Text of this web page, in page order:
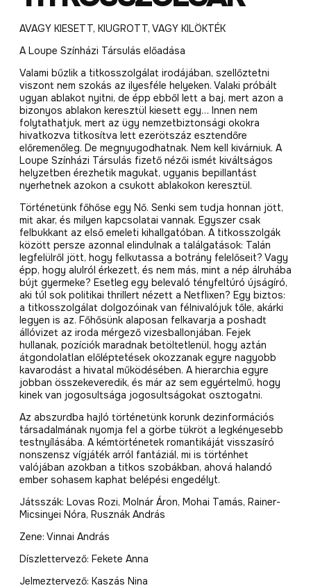
AVAGY KIESETT, KIUGROTT, VAGY KILÖKTÉK
A Loupe Színházi Társulás előadása
Valami bűzlik a titkosszolgálat irodájában, szellőztetni
viszont nem szokás az ilyesféle helyeken. Valaki próbált
ugyan ablakot nyitni, de épp ebből lett a baj, mert azon a
bizonyos ablakon keresztül kiesett egy… Innen nem
folytathatjuk, mert az ügy nemzetbiztonsági okokra
hivatkozva titkosítva lett ezerötszáz esztendőre
előremenőleg. De megnyugodhatnak. Nem kell kivárniuk. A
Loupe Színházi Társulás fizető nézői ismét kiváltságos
helyzetben érezhetik magukat, ugyanis bepillantást
nyerhetnek azokon a csukott ablakokon keresztül.
Történetünk főhőse egy Nő. Senki sem tudja honnan jött,
mit akar, és milyen kapcsolatai vannak. Egyszer csak
felbukkant az első emeleti kihallgatóban. A titkosszolgák
között persze azonnal elindulnak a találgatások: Talán
legfelülről jött, hogy felkutassa a botrány felelőseit? Vagy
épp, hogy alulról érkezett, és nem más, mint a nép álruhába
bújt gyermeke? Esetleg egy belevaló tényfeltúró újságíró,
aki túl sok politikai thrillert nézett a Netflixen? Egy biztos:
a titkosszolgálat dolgozóinak van félnivalójuk tőle, akárki
legyen is az. Főhősünk alaposan felkavarja a poshadt
állóvizet az iroda mérgező vizesballonjában. Fejek
hullanak, pozíciók maradnak betöltetlenül, hogy aztán
átgondolatlan előléptetések okozzanak egyre nagyobb
kavarodást a hivatal működésében. A hierarchia egyre
jobban összekeveredik, és már az sem egyértelmű, hogy
kinek van jogosultsága jogosultságokat osztogatni.
Az abszurdba hajló történetünk korunk dezinformációs
társadalmának nyomja fel a görbe tükröt a legkényesebb
testnyílásába. A kémtörténetek romantikáját visszasíró
nonszensz vígjáték arról fantáziál, mi is történhet
valójában azokban a titkos szobákban, ahová halandó
ember sohasem kaphat belépési engedélyt.
Játsszák: Lovas Rozi, Molnár Áron, Mohai Tamás, Rainer-
Micsinyei Nóra, Rusznák András
Zene: Vinnai András
Díszlettervező: Fekete Anna
Jelmeztervező: Kaszás Nina